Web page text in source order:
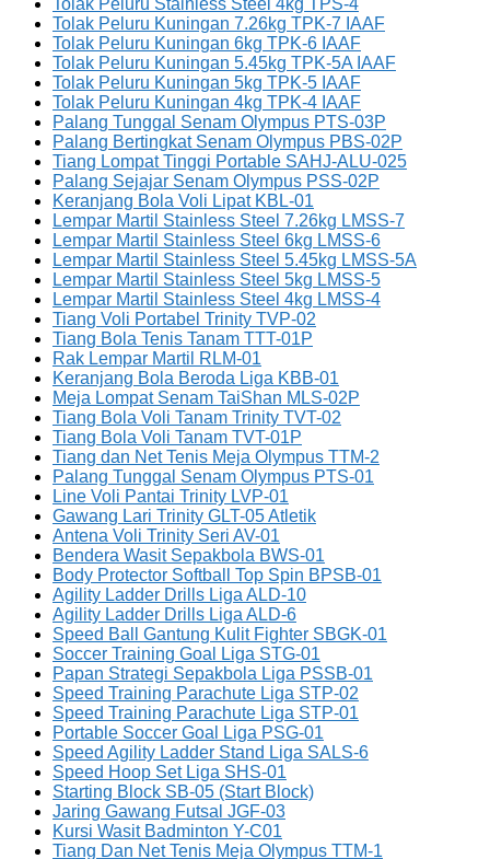
Tolak Peluru Stainless Steel 4kg TPS-4
Tolak Peluru Kuningan 7.26kg TPK-7 IAAF
Tolak Peluru Kuningan 6kg TPK-6 IAAF
Tolak Peluru Kuningan 5.45kg TPK-5A IAAF
Tolak Peluru Kuningan 5kg TPK-5 IAAF
Tolak Peluru Kuningan 4kg TPK-4 IAAF
Palang Tunggal Senam Olympus PTS-03P
Palang Bertingkat Senam Olympus PBS-02P
Tiang Lompat Tinggi Portable SAHJ-ALU-025
Palang Sejajar Senam Olympus PSS-02P
Keranjang Bola Voli Lipat KBL-01
Lempar Martil Stainless Steel 7.26kg LMSS-7
Lempar Martil Stainless Steel 6kg LMSS-6
Lempar Martil Stainless Steel 5.45kg LMSS-5A
Lempar Martil Stainless Steel 5kg LMSS-5
Lempar Martil Stainless Steel 4kg LMSS-4
Tiang Voli Portabel Trinity TVP-02
Tiang Bola Tenis Tanam TTT-01P
Rak Lempar Martil RLM-01
Keranjang Bola Beroda Liga KBB-01
Meja Lompat Senam TaiShan MLS-02P
Tiang Bola Voli Tanam Trinity TVT-02
Tiang Bola Voli Tanam TVT-01P
Tiang dan Net Tenis Meja Olympus TTM-2
Palang Tunggal Senam Olympus PTS-01
Line Voli Pantai Trinity LVP-01
Gawang Lari Trinity GLT-05 Atletik
Antena Voli Trinity Seri AV-01
Bendera Wasit Sepakbola BWS-01
Body Protector Softball Top Spin BPSB-01
Agility Ladder Drills Liga ALD-10
Agility Ladder Drills Liga ALD-6
Speed Ball Gantung Kulit Fighter SBGK-01
Soccer Training Goal Liga STG-01
Papan Strategi Sepakbola Liga PSSB-01
Speed Training Parachute Liga STP-02
Speed Training Parachute Liga STP-01
Portable Soccer Goal Liga PSG-01
Speed Agility Ladder Stand Liga SALS-6
Speed Hoop Set Liga SHS-01
Starting Block SB-05 (Start Block)
Jaring Gawang Futsal JGF-03
Kursi Wasit Badminton Y-C01
Tiang Dan Net Tenis Meja Olympus TTM-1